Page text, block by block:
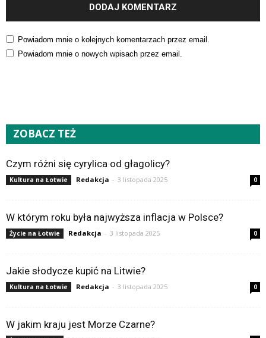
Powiadom mnie o kolejnych komentarzach przez email.
Powiadom mnie o nowych wpisach przez email.
ZOBACZ TEŻ
Czym różni się cyrylica od głagolicy?
Kultura na Łotwie Redakcja - 3 listopada 2025 0
W którym roku była najwyższa inflacja w Polsce?
Życie na Łotwie Redakcja - 3 listopada 2025 0
Jakie słodycze kupić na Litwie?
Kultura na Łotwie Redakcja - 3 listopada 2025 0
W jakim kraju jest Morze Czarne?